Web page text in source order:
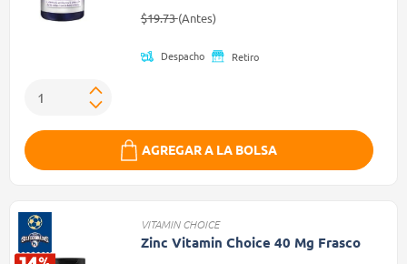
Precio reducido de
$19.73(Antes)(Oferta)
Despacho Retiro
AGREGAR A LA BOLSA
VITAMIN CHOICE
Zinc Vitamin Choice 40 Mg Frasco